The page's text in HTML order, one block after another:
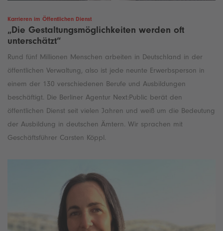
Karrieren im Öffentlichen Dienst
„Die Gestaltungsmöglichkeiten werden oft
unterschätzt“
Rund fünf Millionen Menschen arbeiten in Deutschland in der
öffentlichen Verwaltung, also ist jede neunte Erwerbsperson in
einem der 130 verschiedenen Berufe und Ausbildungen
beschäftigt. Die Berliner Agentur Next:Public berät den
öffentlichen Dienst seit vielen Jahren und weiß um die Bedeutung
der Ausbildung in deutschen Ämtern. Wir sprachen mit
Geschäftsführer Carsten Köppl.